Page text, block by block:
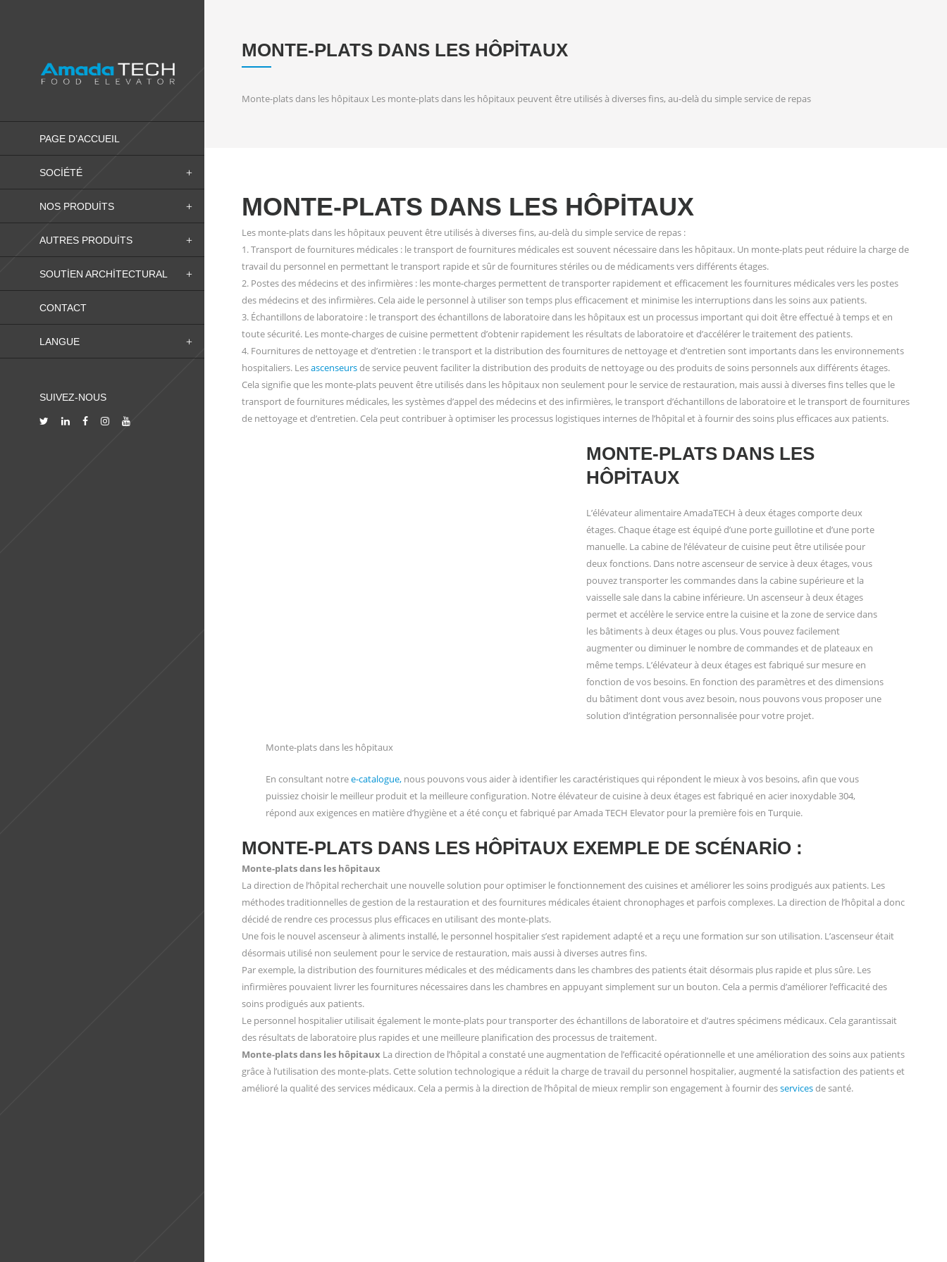
PAGE D’ACCUEIL
SOCIÉTÉ
NOS PRODUITS
AUTRES PRODUITS
SOUTIEN ARCHITECTURAL
CONTACT
LANGUE
SUIVEZ-NOUS
MONTE-PLATS DANS LES HÔPITAUX
Monte-plats dans les hôpitaux Les monte-plats dans les hôpitaux peuvent être utilisés à diverses fins, au-delà du simple service de repas
MONTE-PLATS DANS LES HÔPITAUX
Les monte-plats dans les hôpitaux peuvent être utilisés à diverses fins, au-delà du simple service de repas :
1. Transport de fournitures médicales : le transport de fournitures médicales est souvent nécessaire dans les hôpitaux. Un monte-plats peut réduire la charge de
travail du personnel en permettant le transport rapide et sûr de fournitures stériles ou de médicaments vers différents étages.
2. Postes des médecins et des infirmières : les monte-charges permettent de transporter rapidement et efficacement les fournitures médicales vers les postes
des médecins et des infirmières. Cela aide le personnel à utiliser son temps plus efficacement et minimise les interruptions dans les soins aux patients.
3. Échantillons de laboratoire : le transport des échantillons de laboratoire dans les hôpitaux est un processus important qui doit être effectué à temps et en
toute sécurité. Les monte-charges de cuisine permettent d’obtenir rapidement les résultats de laboratoire et d’accélérer le traitement des patients.
4. Fournitures de nettoyage et d’entretien : le transport et la distribution des fournitures de nettoyage et d’entretien sont importants dans les environnements
hospitaliers. Lesascenseursde service peuvent faciliter la distribution des produits de nettoyage ou des produits de soins personnels aux différents étages.
Cela signifie que les monte-plats peuvent être utilisés dans les hôpitaux non seulement pour le service de restauration, mais aussi à diverses fins telles que le
transport de fournitures médicales, les systèmes d’appel des médecins et des infirmières, le transport d’échantillons de laboratoire et le transport de fournitures
de nettoyage et d’entretien. Cela peut contribuer à optimiser les processus logistiques internes de l’hôpital et à fournir des soins plus efficaces aux patients.
MONTE-PLATS DANS LES
HÔPITAUX
L’élévateur alimentaire AmadaTECH à deux étages comporte deux
étages. Chaque étage est équipé d’une porte guillotine et d’une porte
manuelle. La cabine de l’élévateur de cuisine peut être utilisée pour
deux fonctions. Dans notre ascenseur de service à deux étages, vous
pouvez transporter les commandes dans la cabine supérieure et la
vaisselle sale dans la cabine inférieure. Un ascenseur à deux étages
permet et accélère le service entre la cuisine et la zone de service dans
les bâtiments à deux étages ou plus. Vous pouvez facilement
augmenter ou diminuer le nombre de commandes et de plateaux en
même temps. L’élévateur à deux étages est fabriqué sur mesure en
fonction de vos besoins. En fonction des paramètres et des dimensions
du bâtiment dont vous avez besoin, nous pouvons vous proposer une
solution d’intégration personnalisée pour votre projet.
Monte-plats dans les hôpitaux
En consultant notree-catalogue,nous pouvons vous aider à identifier les caractéristiques qui répondent le mieux à vos besoins, afin que vous
puissiez choisir le meilleur produit et la meilleure configuration. Notre élévateur de cuisine à deux étages est fabriqué en acier inoxydable 304,
répond aux exigences en matière d’hygiène et a été conçu et fabriqué par Amada TECH Elevator pour la première fois en Turquie.
MONTE-PLATS DANS LES HÔPITAUX EXEMPLE DE SCÉNARIO :
Monte-plats dans les hôpitaux
La direction de l’hôpital recherchait une nouvelle solution pour optimiser le fonctionnement des cuisines et améliorer les soins prodigués aux patients. Les
méthodes traditionnelles de gestion de la restauration et des fournitures médicales étaient chronophages et parfois complexes. La direction de l’hôpital a donc
décidé de rendre ces processus plus efficaces en utilisant des monte-plats.
Une fois le nouvel ascenseur à aliments installé, le personnel hospitalier s’est rapidement adapté et a reçu une formation sur son utilisation. L’ascenseur était
désormais utilisé non seulement pour le service de restauration, mais aussi à diverses autres fins.
Par exemple, la distribution des fournitures médicales et des médicaments dans les chambres des patients était désormais plus rapide et plus sûre. Les
infirmières pouvaient livrer les fournitures nécessaires dans les chambres en appuyant simplement sur un bouton. Cela a permis d’améliorer l’efficacité des
soins prodigués aux patients.
Le personnel hospitalier utilisait également le monte-plats pour transporter des échantillons de laboratoire et d’autres spécimens médicaux. Cela garantissait
des résultats de laboratoire plus rapides et une meilleure planification des processus de traitement.
Monte-plats dans les hôpitaux La direction de l’hôpital a constaté une augmentation de l’efficacité opérationnelle et une amélioration des soins aux patients
grâce à l’utilisation des monte-plats. Cette solution technologique a réduit la charge de travail du personnel hospitalier, augmenté la satisfaction des patients et
amélioré la qualité des services médicaux. Cela a permis à la direction de l’hôpital de mieux remplir son engagement à fournir desservicesde santé.